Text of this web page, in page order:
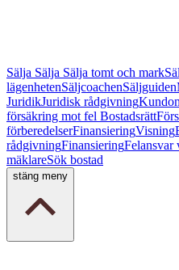
Sälja Sälja Sälja tomt och mark
lägenhetenSäljcoachenSäljguiden
JuridikJuridisk rådgivning
försäkring mot fel Bostadsrätt
förberedelserFinansieringVisning
rådgivningFinansieringFelansvar
mäklareSök bostad
stäng meny